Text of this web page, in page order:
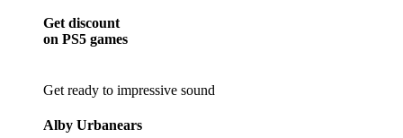
Get discount
on PS5 games
Get ready to impressive sound
Alby Urbanears